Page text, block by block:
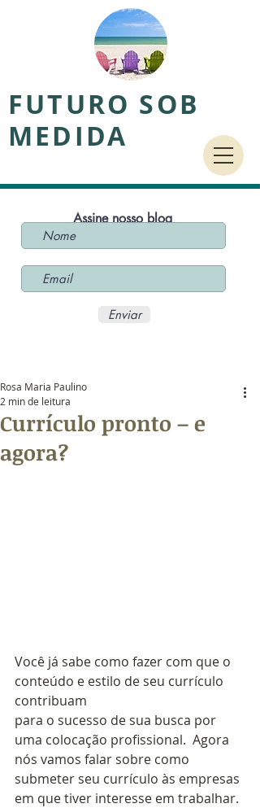
FUTURO SOB
MEDIDA
Assine nosso blog
Enviar
Currículo pronto – e
agora?
Rosa Maria Paulino
2 min de leitura
Você já sabe como fazer com que o
conteúdo e estilo de seu currículo
contribuam
para o sucesso de sua busca por
uma colocação profissional. Agora
nós vamos falar sobre como
submeter seu currículo às empresas
em que tiver interesse em trabalhar.